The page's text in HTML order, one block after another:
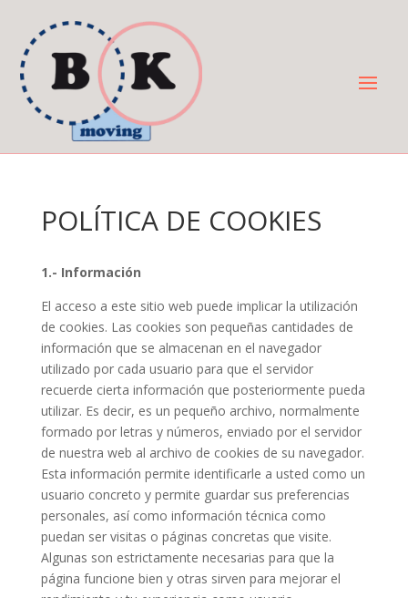
POLÍTICA DE COOKIES
1.- Información
El acceso a este sitio web puede implicar la utilización
de cookies. Las cookies son pequeñas cantidades de
información que se almacenan en el navegador
utilizado por cada usuario para que el servidor
recuerde cierta información que posteriormente pueda
utilizar. Es decir, es un pequeño archivo, normalmente
formado por letras y números, enviado por el servidor
de nuestra web al archivo de cookies de su navegador.
Esta información permite identificarle a usted como un
usuario concreto y permite guardar sus preferencias
personales, así como información técnica como
puedan ser visitas o páginas concretas que visite.
Algunas son estrictamente necesarias para que la
página funcione bien y otras sirven para mejorar el